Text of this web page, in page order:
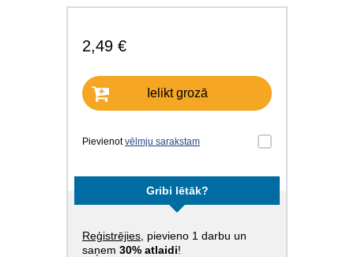
2,49 €
Ielikt grozā
Pievienotvēlmju sarakstam
Gribi lētāk?
Reģistrējies , pievieno 1 darbu un
saņem 30% atlaidi!